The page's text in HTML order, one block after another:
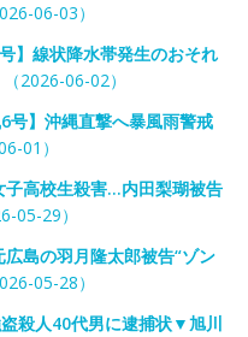
06-03）
】線状降水帯発生のおそれ
2026-06-02）
】沖縄直撃へ暴風雨警戒
01）
高校生殺害…内田梨瑚被告
05-29）
島の羽月隆太郎被告“ゾン
05-28）
殺人40代男に逮捕状▼旭川